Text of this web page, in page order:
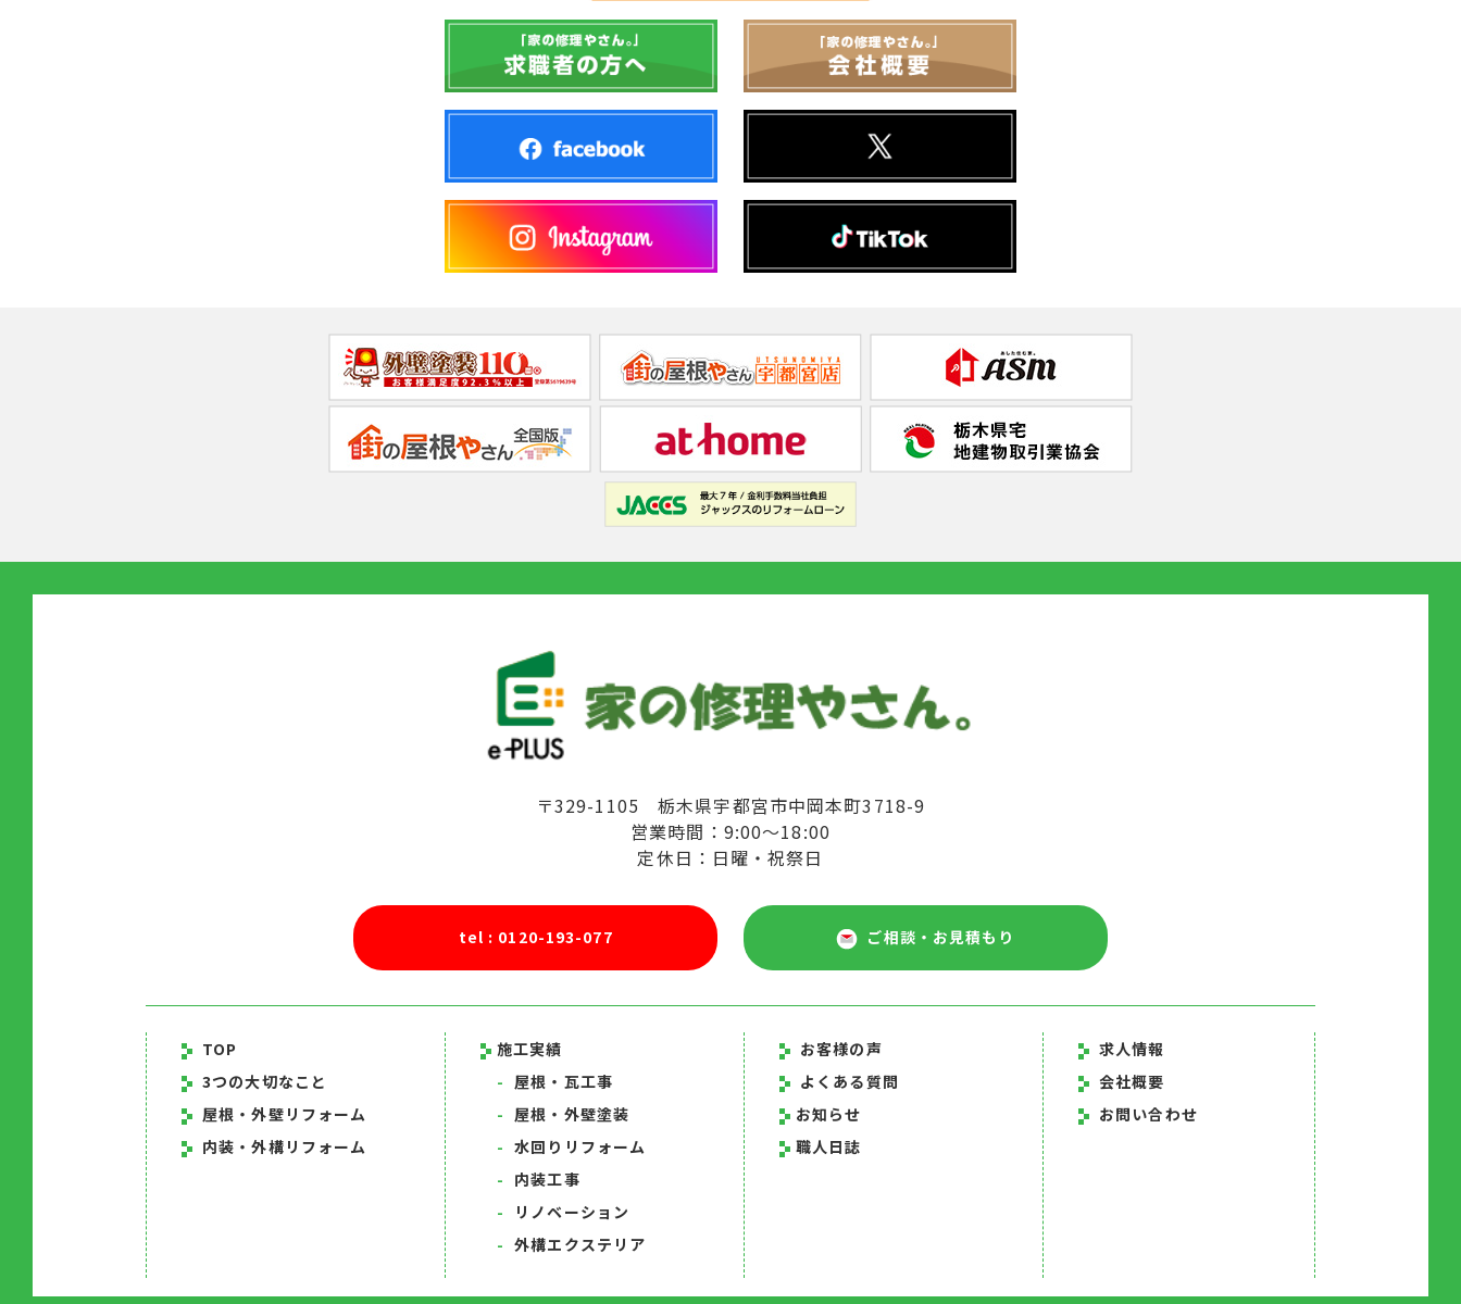
〒329-1105 栃木県宇都宮市中岡本町3718-9
営業時間：9:00～18:00
定休日：日曜・祝祭日
tel : 0120-193-077 ご相談・お見積もり
TOP
3つの大切なこと
屋根・外壁リフォーム
内装・外構リフォーム
施工実績
- 屋根・瓦工事
- 屋根・外壁塗装
- 水回りリフォーム
- 内装工事
-
リノベーション
- 外構エクステリア
お客様の声
よくある質問
お知らせ
職人日誌
求人情報
会社概要
お問い合わせ